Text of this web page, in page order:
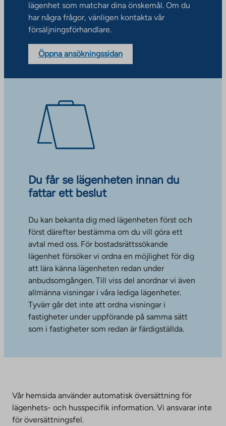
lägenhet som matchar dina önskemål. Om du
har några frågor, vänligen kontakta vår
försäljningsförhandlare.
Öppna ansökningssidan
Du får se lägenheten innan du
fattar ett beslut
Du kan bekanta dig med lägenheten först och
först därefter bestämma om du vill göra ett
avtal med oss. För bostadsrättssökande
lägenhet försöker vi ordna en möjlighet för dig
att lära känna lägenheten redan under
anbudsomgången. Till viss del anordnar vi även
allmänna visningar i våra lediga lägenheter.
Tyvärr går det inte att ordna visningar i
fastigheter under uppförande på samma sätt
som i fastigheter som redan är färdigställda.
Vår hemsida använder automatisk översättning för
lägenhets- och husspecifik information. Vi ansvarar inte
för översättningsfel.